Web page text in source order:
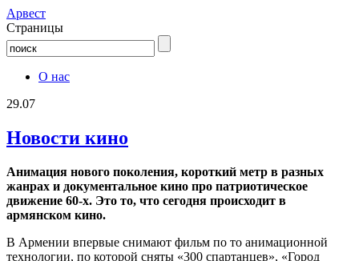
Aрвест
Страницы
О нас
29.07
Новости кино
Анимация нового поколения, короткий метр в разных
жанрах и документальное кино про патриотическое
движение 60-х. Это то, что сегодня происходит в
армянском кино.
В Армении впервые снимают фильм по то анимационной
технологии, по которой сняты «300 спартанцев», «Город